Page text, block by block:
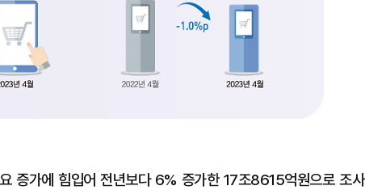
증가에 힘입어 전년보다 6% 증가한 17조8615억원으로 조사